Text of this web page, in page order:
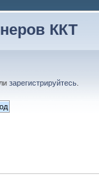
ККТ
зарегистрируйтесь.